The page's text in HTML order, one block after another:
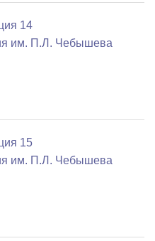
14
им. П.Л. Чебышева
15
им. П.Л. Чебышева